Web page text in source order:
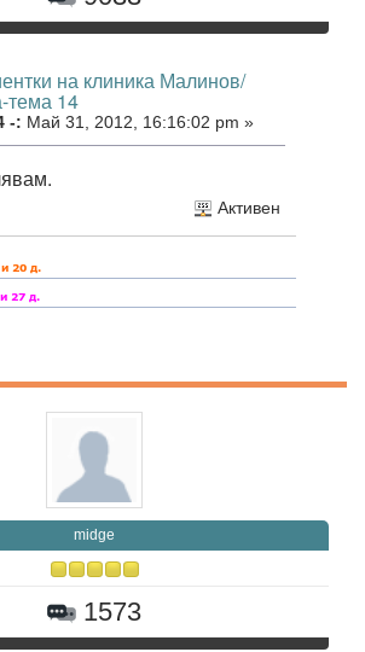
на клиника Малинов/
14
-: Май 31, 2012, 16:16:02 pm »
Активен
midge
1573